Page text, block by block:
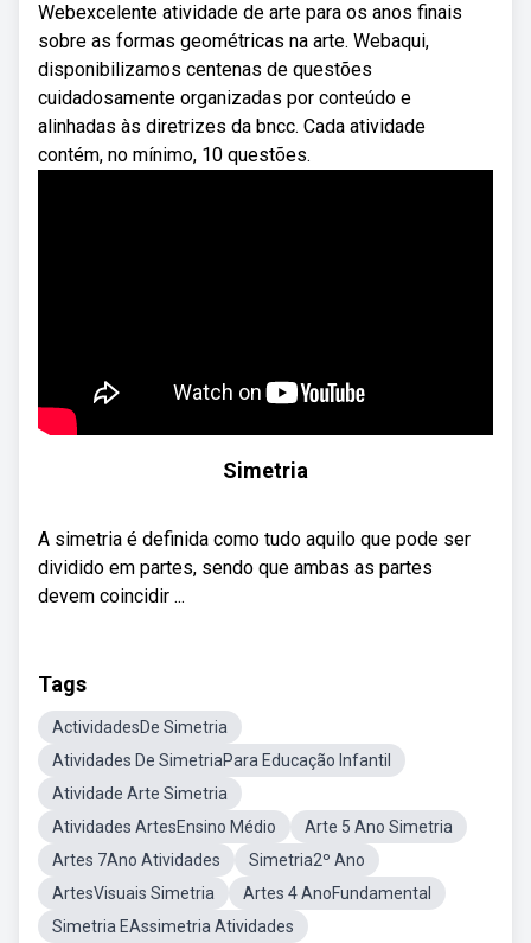
Webexcelente atividade de arte para os anos finais
sobre as formas geométricas na arte. Webaqui,
disponibilizamos centenas de questões
cuidadosamente organizadas por conteúdo e
alinhadas às diretrizes da bncc. Cada atividade
contém, no mínimo, 10 questões.
Simetria
A simetria é definida como tudo aquilo que pode ser
dividido em partes, sendo que ambas as partes
devem coincidir ...
Tags
ActividadesDe Simetria
Atividades De SimetriaPara Educação Infantil
Atividade Arte Simetria
Atividades ArtesEnsino Médio
Arte 5 Ano Simetria
Artes 7Ano Atividades
Simetria2º Ano
ArtesVisuais Simetria
Artes 4 AnoFundamental
Simetria EAssimetria Atividades